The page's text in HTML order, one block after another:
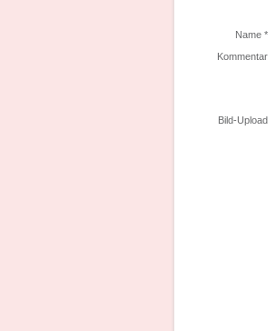
Name *
Kommentar
Bild-Upload